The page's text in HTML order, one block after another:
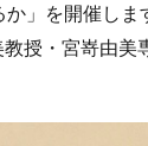
」を開催しま
授・宮嵜由美